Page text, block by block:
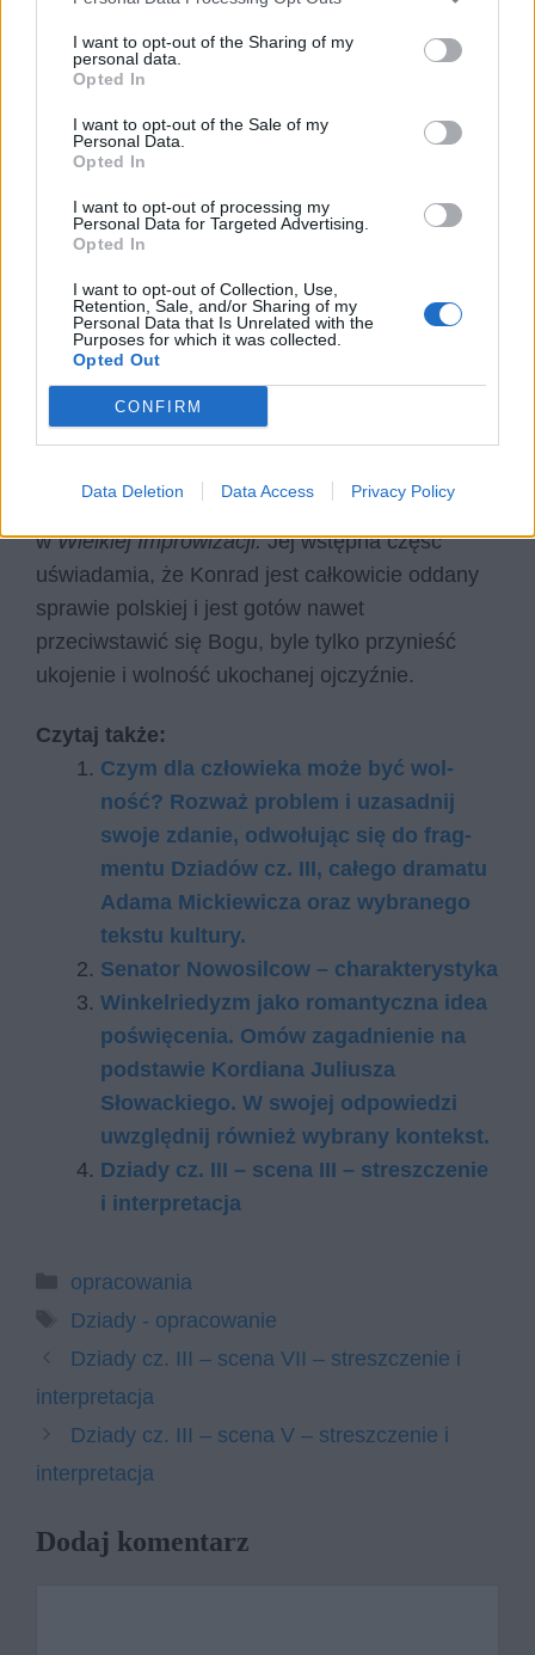
I want to opt-out of the Sharing of my
personal data.
Opted In
I want to opt-out of the Sale of my
Personal Data.
Opted In
I want to opt-out of processing my
Personal Data for Targeted Advertising.
Opted In
I want to opt-out of Collection, Use,
Retention, Sale, and/or Sharing of my
Personal Data that Is Unrelated with the
Purposes for which it was collected.
Opted Out
CONFIRM
Data Deletion Data Access Privacy Policy
społeczeństwa, a także dzieci, które przecież nie
miały możliwości w żaden sposób przeciwstawić
się caratowi. Cała scena ma za zadanie
uświadomić czytelnikowi, jak wielką tragedią
były działania zaboru rosyjskiego i jak
w Polsce.
całego cykluDziadów – Konrada. To postać
tajemniczego romantyka, wizjonera i poety, który
stanowi alter ego samego Mickiewicza. Widać,
że odstaje on od reszty uwięzionych, jest skryty,
pogrążony we własnych myślach. Jest to
szału, który swoje ujście znajdzie za chwilę
wWielkiej Improwizacji.Jej wstępna część
uświadamia, że Konrad jest całkowicie oddany
sprawie polskiej i jest gotów nawet
przeciwstawić się Bogu, byle tylko przynieść
ukojenie i wolność ukochanej ojczyźnie.
Czytaj także:
Czym dla czło­wie­ka może być wol­
ność? Roz­waż pro­blem i uza­sad­nij
swo­je zda­nie, od­wo­łu­jąc się do frag­
men­tu Dziadów cz. III, całego dramatu
Adama Mickiewicza oraz wy­bra­ne­go
tek­stu kul­tu­ry.
Senator Nowosilcow – charakterystyka
Winkelriedyzm jako romantyczna idea
poświęcenia. Omów zagadnienie na
podstawie Kordiana Juliusza
Słowackiego. W swojej odpowiedzi
uwzględnij również wybrany kontekst.
Dziady cz. III – scena III – streszczenie
i interpretacja
Kategorie
opracowania
Tagi
Dziady - opracowanie
Dziady cz. III – scena VII – streszczenie i
interpretacja
Dziady cz. III – scena V – streszczenie i
interpretacja
Dodaj komentarz